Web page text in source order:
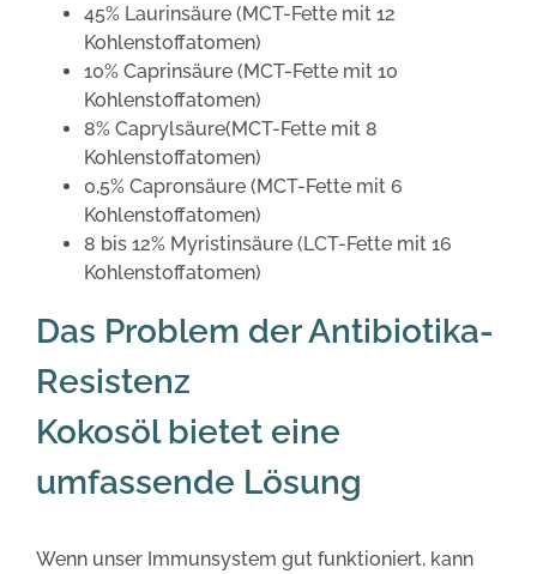
45% Laurinsäure (MCT-Fette mit 12
Kohlenstoffatomen)
10% Caprinsäure (MCT-Fette mit 10
Kohlenstoffatomen)
8% Caprylsäure(MCT-Fette mit 8
Kohlenstoffatomen)
0,5% Capronsäure (MCT-Fette mit 6
Kohlenstoffatomen)
8 bis 12% Myristinsäure (LCT-Fette mit 16
Kohlenstoffatomen)
Das Problem der Antibiotika-
Resistenz
Kokosöl bietet eine
umfassende Lösung
Wenn unser Immunsystem gut funktioniert, kann